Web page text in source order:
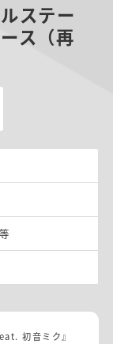
ステー
ス（再
初音ミク』